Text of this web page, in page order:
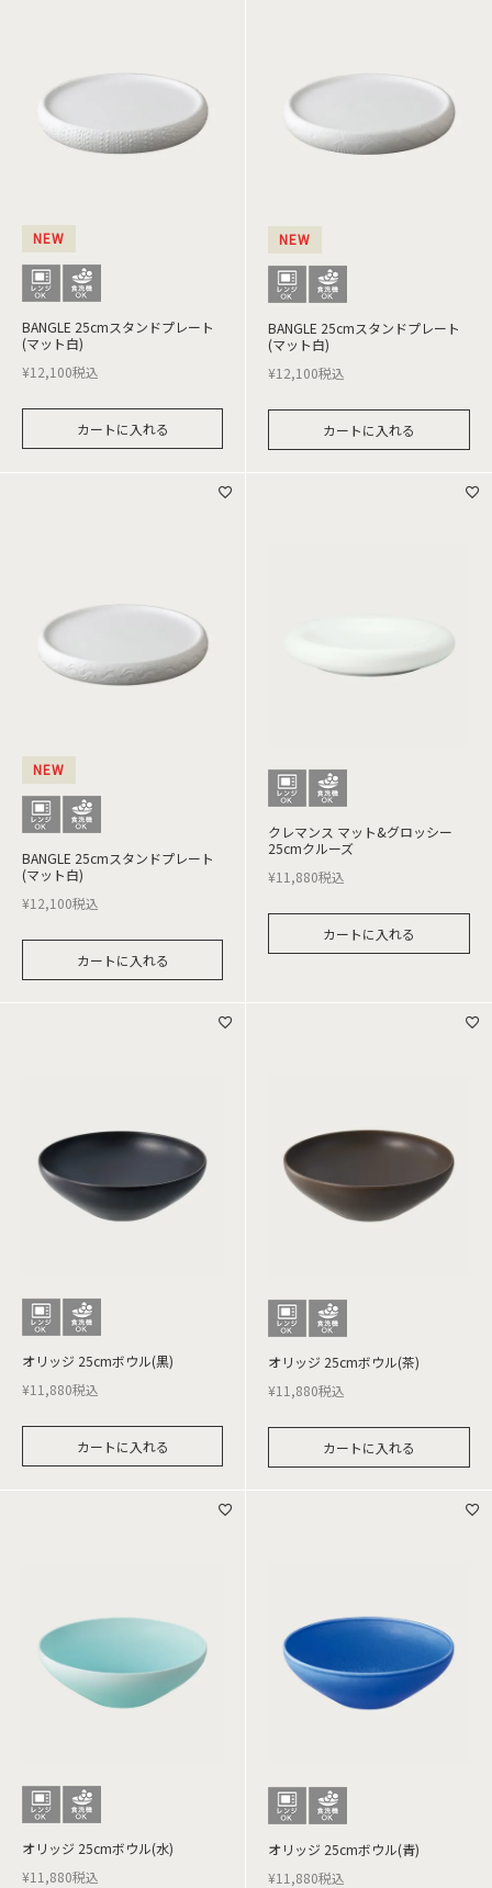
NEW
BANGLE 25cmスタンドプレート
(マット白)
¥12,100税込
カートに入れる
NEW
BANGLE 25cmスタンドプレート
(マット白)
¥12,100税込
カートに入れる
NEW
BANGLE 25cmスタンドプレート
(マット白)
¥12,100税込
カートに入れる
クレマンス マット&グロッシー
25cmクルーズ
¥11,880税込
カートに入れる
オリッジ 25cmボウル(黒)
¥11,880税込
カートに入れる
オリッジ 25cmボウル(茶)
¥11,880税込
カートに入れる
オリッジ 25cmボウル(水)
¥11,880税込
オリッジ 25cmボウル(青)
¥11,880税込